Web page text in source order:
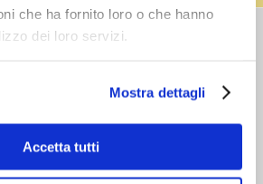
che ha fornito loro o che hanno
dei loro servizi.
Mostra dettagli
Accetta tutti
h (giorni lavorativi)